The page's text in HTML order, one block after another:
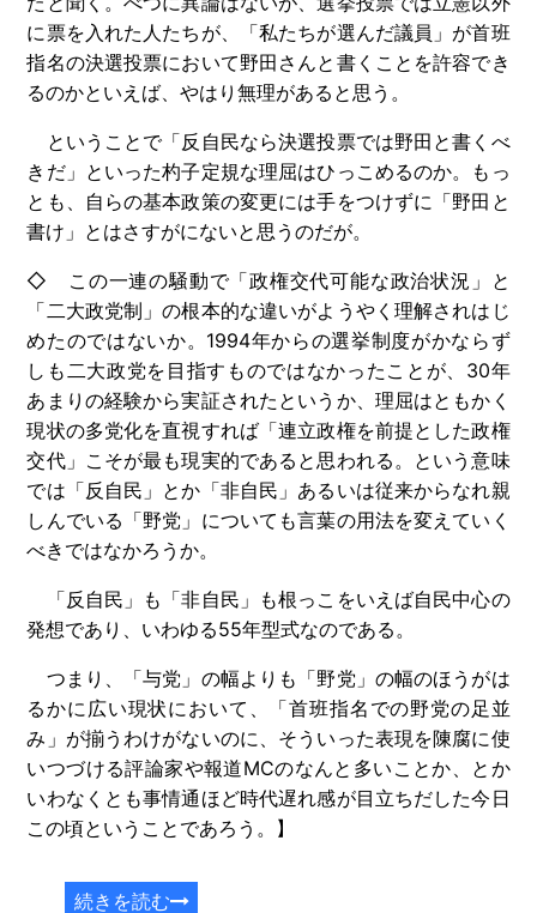
に票を入れた人たちが、「私たちが選んだ議員」が首班
指名の決選投票において野田さんと書くことを許容でき
るのかといえば、やはり無理があると思う。
ということで「反自民なら決選投票では野田と書くべ
きだ」といった杓子定規な理屈はひっこめるのか。もっ
とも、自らの基本政策の変更には手をつけずに「野田と
書け」とはさすがにないと思うのだが。
◇ この一連の騒動で「政権交代可能な政治状況」と
「二大政党制」の根本的な違いがようやく理解されはじ
めたのではないか。1994年からの選挙制度がかならず
しも二大政党を目指すものではなかったことが、30年
あまりの経験から実証されたというか、理屈はともかく
現状の多党化を直視すれば「連立政権を前提とした政権
交代」こそが最も現実的であると思われる。という意味
では「反自民」とか「非自民」あるいは従来からなれ親
しんでいる「野党」についても言葉の用法を変えていく
べきではなかろうか。
「反自民」も「非自民」も根っこをいえば自民中心の
発想であり、いわゆる55年型式なのである。
つまり、「与党」の幅よりも「野党」の幅のほうがは
るかに広い現状において、「首班指名での野党の足並
み」が揃うわけがないのに、そういった表現を陳腐に使
いつづける評論家や報道MCのなんと多いことか、とか
いわなくとも事情通ほど時代遅れ感が目立ちだした今日
この頃ということであろう。】
続きを読む